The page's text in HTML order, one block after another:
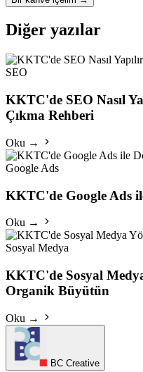
Diğer yazılar
SEO
KKTC'de SEO Nasıl
Çıkma Rehberi
Oku →
Google Ads
KKTC'de Google Ads
Oku →
Sosyal Medya
KKTC'de Sosyal
Organik Büyütün
Oku →
BC Creative